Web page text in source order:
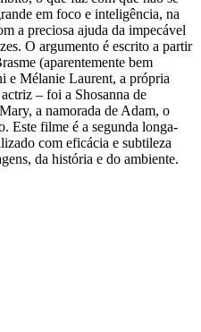
em foco e inteligência, na
a preciosa ajuda da impecável
O argumento é escrito a partir
(aparentemente bem
e Mélanie Laurent, a própria
– foi a Shosanna de
a namorada de Adam, o
Este filme é a segunda longa-
com eficácia e subtileza
da história e do ambiente.